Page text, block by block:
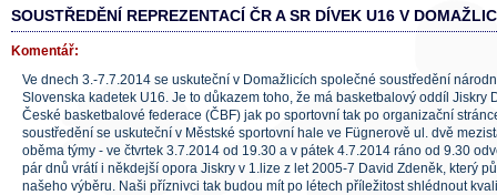
SOUSTŘEDĚNÍ REPREZENTACÍ ČR A SR DÍVEK U16 V
Komentář:
Ve dnech 3.-7.7.2014 se uskuteční v Domažlicích společné soustředění
Slovenska kadetek U16. Je to důkazem toho, že má basketbalový oddíl Jiskry
České basketbalové federace (ČBF) jak po sportovní tak po organizační
soustředění se uskuteční v Městské sportovní hale ve Fügnerově ul. dvě
oběma týmy - ve čtvrtek 3.7.2014 od 19.30 a v pátek 4.7.2014 ráno od 9.30
pár dnů vrátí i někdejší opora Jiskry v 1.lize z let 2005-7 David Zdeněk, který
našeho výběru. Naši příznivci tak budou mít po létech příležitost shlédnout